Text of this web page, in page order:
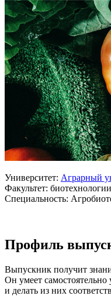
Университет: Аграрный
Факультет:
Специальность:
Профиль
Выпускник получит
Он умеет
и делать из них